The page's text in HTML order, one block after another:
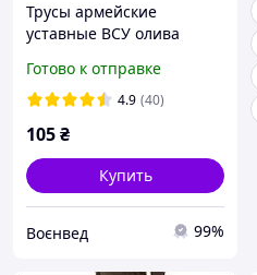
Трусы армейские
уставные ВСУ олива
Готово к отправке
4.9 (40)
105₴
Купить
Воєнвед 99%